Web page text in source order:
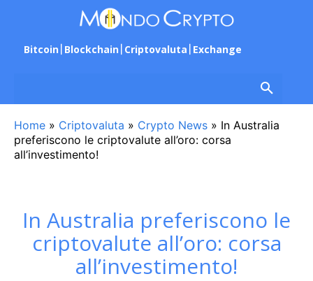
Bitcoin Blockchain Criptovaluta Exchange
Home » Criptovaluta » Crypto News » In Australia
preferiscono le criptovalute all’oro: corsa
all’investimento!
In Australia preferiscono le
criptovalute all’oro: corsa
all’investimento!